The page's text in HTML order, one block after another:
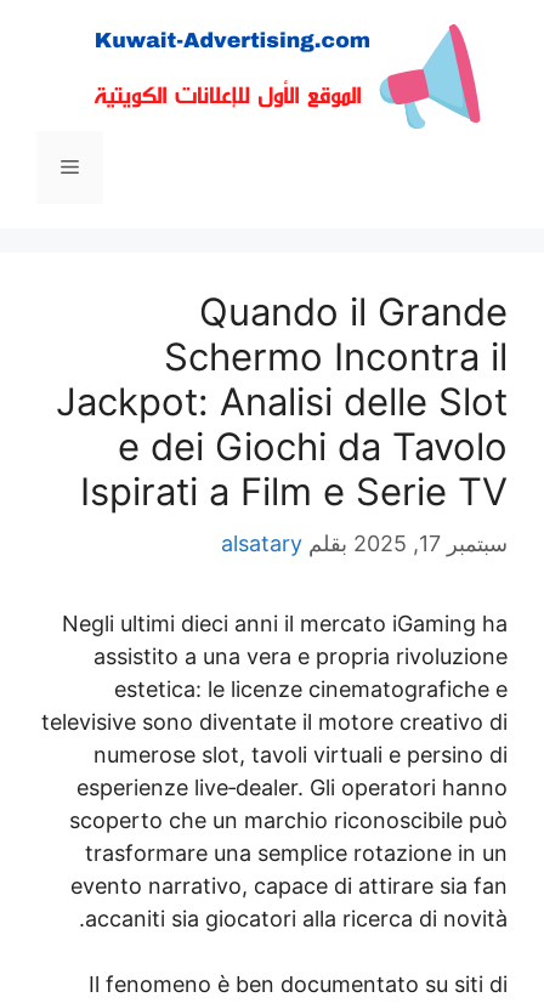
Quando il
Schermo
Jackpot: Analisi delle
e dei Giochi da
Ispirati a Film e Serie
بقلمalsatary
Negli ultimi dieci anni il mercato
assistito a una vera e propria
estetica: le licenze
televisive sono diventate il motore
numerose slot, tavoli virtuali e
esperienze live‑dealer. Gli operatori
scoperto che un marchio riconoscibile
trasformare una semplice rotazione
evento narrativo, capace di attirare
accaniti sia giocatori alla ricerca di
Il fenomeno è ben documentato su